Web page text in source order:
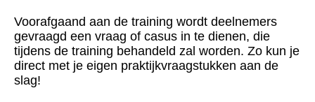
Voorafgaand aan de training wordt deelnemers
gevraagd een vraag of casus in te dienen, die
tijdens de training behandeld zal worden. Zo kun je
direct met je eigen praktijkvraagstukken aan de
slag!